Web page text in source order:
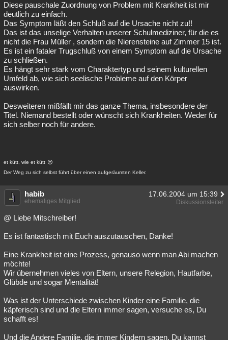
Diese pauschale Zuordnung von Problem mit Krankheit ist mir
deutlich zu einfach.
Das Symptom läßt den Schluß auf die Ursache nicht zu!!
Das ist das unselige Verhalten unserer Schulmediziner, für die es
nicht die Frau Müller , sondern die Nierensteine auf Zimmer 15 ist.
Es ist ein fataler Trugschluß von einem Symptom auf die Ursache
zu schließen.
Es hängt sehr stark vom Charaktertyp und seinem kulturellen
Umfeld ab, wie sich seelische Probleme auf den Körper
auswirken.
Desweiteren mißfällt mir das ganze Thema, insbesondere der
Titel. Niemand bestellt oder wünscht sich Krankheiten. Weder für
sich selber noch für andere.
et kütt, wie et kütt
Der Weg zu sich selbst führt über einen aufgeräumten Keller.
habib 17.06.2004 um 15:39
ehemaliges Mitglied Diskussionsleiter
@ Liebe Mitschreiber!
Es ist fantastisch mit Euch auszutauschen, Danke!
Eine Krankheit ist eine Prozess, genauso wenn man Abi machen
möchte!
Wir übernehmen vieles von Eltern, unsere Relegion, Hautfarbe,
Glübde und sogar Mentalität!
Was ist der Unterschiede zwischen Kinder eine Familie, die
käpferisch sind und die Eltern immer sagen, versuche es, Du
schafft es!
Und die Andere Familie, die immer Kindern sagen, Du kannst